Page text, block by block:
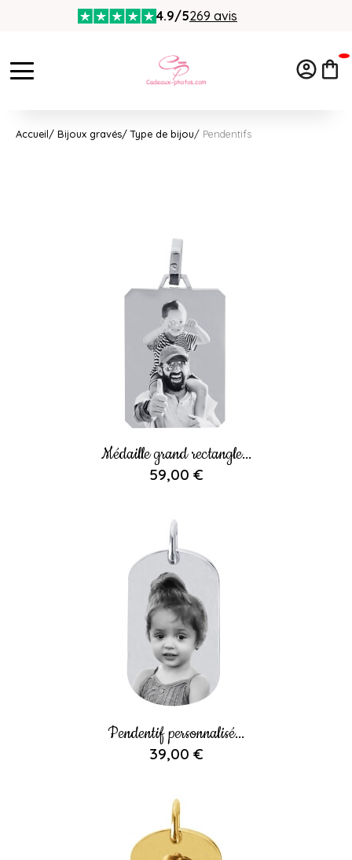
4.9/5269 avis
Accueil Bijoux gravés Type de bijou Pendentifs
Médaille grand rectangle...
59,00 €
Pendentif personnalisé...
39,00 €